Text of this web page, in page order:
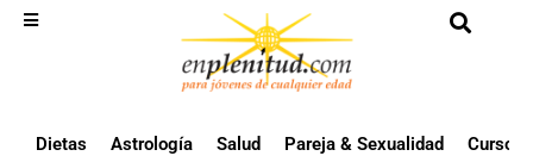
Dietas Astrología Salud Pareja & Sexualidad Cursos